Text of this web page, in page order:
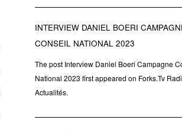
INTERVIEW DANIEL BOERI
CONSEIL NATIONAL 2023
The post Interview Daniel Boeri Campagne
National 2023 first appeared on Forks.Tv
Actualités.